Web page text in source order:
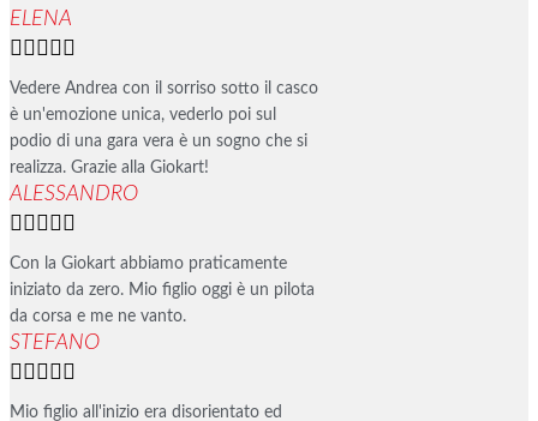
ELENA
    
Vedere Andrea con il sorriso sotto il casco
è un'emozione unica, vederlo poi sul
podio di una gara vera è un sogno che si
realizza. Grazie alla Giokart!
ALESSANDRO
    
Con la Giokart abbiamo praticamente
iniziato da zero. Mio figlio oggi è un pilota
da corsa e me ne vanto.
STEFANO
    
Mio figlio all'inizio era disorientato ed